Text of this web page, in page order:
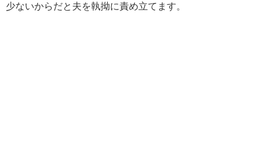
少ないからだと夫を執拗に責め立てます。